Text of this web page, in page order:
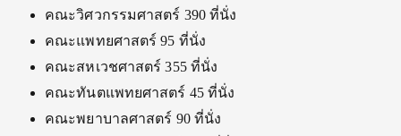
คณะวิศวกรรมศาสตร์ 390 ที่นั่ง
คณะแพทยศาสตร์ 95 ที่นั่ง
คณะสหเวชศาสตร์ 355 ที่นั่ง
คณะทันตแพทยศาสตร์ 45 ที่นั่ง
คณะพยาบาลศาสตร์ 90 ที่นั่ง